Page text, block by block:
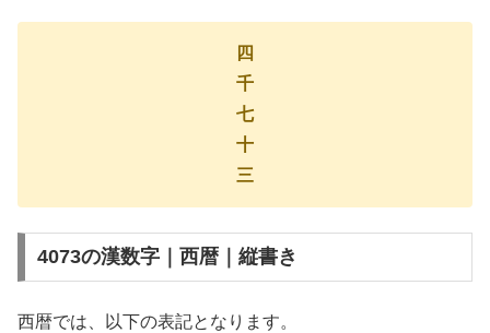
四
千
七
十
三
4073の漢数字｜西暦｜縦書き
西暦では、以下の表記となります。